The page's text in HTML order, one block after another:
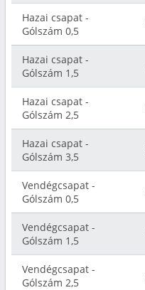
Hazai csapat -
Gólszám 0,5
Hazai csapat -
Gólszám 1,5
Hazai csapat -
Gólszám 2,5
Hazai csapat -
Gólszám 3,5
Vendégcsapat -
Gólszám 0,5
Vendégcsapat -
Gólszám 1,5
Vendégcsapat -
Gólszám 2,5